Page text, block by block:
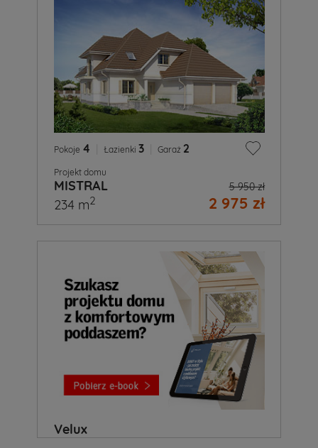
Pokoje 4 Łazienki 3 Garaż 2
Projekt domu
MISTRAL 5 950 zł
2 975 zł
234 m2
Velux